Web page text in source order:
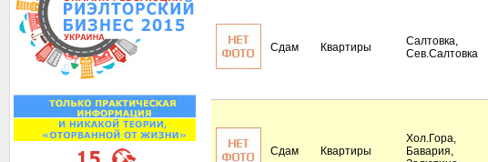
Сдам Квартиры
Салтовка,
Сев.Салтовка
Сдам Квартиры
Хол.Гора,
Бавария,